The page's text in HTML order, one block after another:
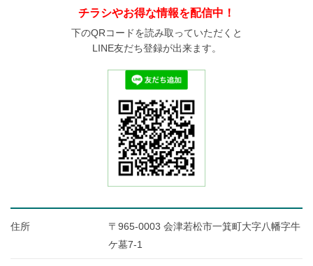
チラシやお得な情報を配信中！
下のQRコードを読み取っていただくと
LINE友だち登録が出来ます。
住所
〒965-0003 会津若松市一箕町大字八幡字牛
ケ墓7-1